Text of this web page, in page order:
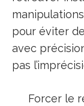
pour éviter
avec
pas
Forcer le